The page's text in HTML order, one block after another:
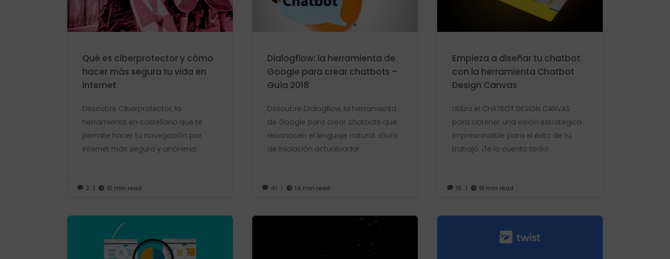
Qué es ciberprotector y cómo
hacer más segura tu vida en
Internet
Descubre Ciberprotector, la
herramienta en castellano que te
permite hacer tu navegación por
Internet más segura y anónima.
 2 |  15 min read
Dialogflow: la herramienta de
Google para crear chatbots –
Guía 2018
Descubre Dialogflow, la herramienta
de Google para crear chatbots que
reconocen el lenguaje natural. ¡Guía
de iniciación actualizada!
 41 |  14 min read
Empieza a diseñar tu chatbot
con la herramienta Chatbot
Design Canvas
Utiliza el CHATBOT DESIGN CANVAS
para obtener una visión estratégica
imprescindible para el éxito de tu
trabajo. ¡Te lo cuento todo!
 15 |  18 min read